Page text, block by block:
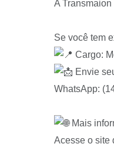
A
Se você tem
Cargo:
Envie
WhatsApp:
Mais
Acesse o site